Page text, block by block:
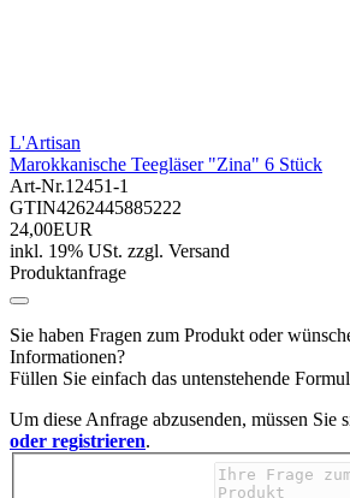
L'Artisan
Marokkanische Teegläser "Zina" 6 Stück
Art-Nr.12451-1
GTIN4262445885222
24,00EUR
inkl. 19% USt. zzgl. Versand
Produktanfrage
Sie haben Fragen zum Produkt oder
Informationen?
Füllen Sie einfach das untenstehende
Um diese Anfrage abzusenden, müssen Sie
oder registrieren.